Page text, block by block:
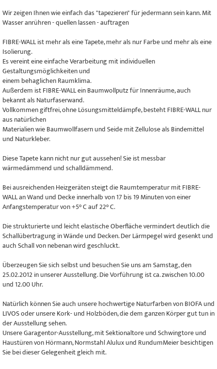
Wir zeigen Ihnen wie einfach das "tapezieren" für jedermann sein kann. Mit
Wasser anrühren - quellen lassen - auftragen
FIBRE-WALL ist mehr als eine Tapete, mehr als nur Farbe und mehr als eine
Isolierung.
Es vereint eine einfache Verarbeitung mit individuellen
Gestaltungsmöglichkeiten und
einem behaglichen Raumklima.
Außerdem ist FIBRE-WALL ein Baumwollputz für Innenräume, auch
bekannt als Naturfaserwand.
Vollkommen giftfrei, ohne Lösungsmitteldämpfe, besteht FIBRE-WALL nur
aus natürlichen
Materialien wie Baumwollfasern und Seide mit Zellulose als Bindemittel
und Naturkleber.
Diese Tapete kann nicht nur gut aussehen! Sie ist messbar
wärmedämmend und schalldämmend.
Bei ausreichenden Heizgeräten steigt die Raumtemperatur mit FIBRE-
WALL an Wand und Decke innerhalb von 17 bis 19 Minuten von einer
Anfangstemperatur von +5° C auf 22° C.
Die strukturierte und leicht elastische Oberfläche vermindert deutlich die
Schallübertragung in Wände und Decken. Der Lärmpegel wird gesenkt und
auch Schall von nebenan wird geschluckt.
Überzeugen Sie sich selbst und besuchen Sie uns am Samstag, den
25.02.2012 in unserer Ausstellung. Die Vorführung ist ca. zwischen 10.00
und 12.00 Uhr.
Natürlich können Sie auch unsere hochwertige Naturfarben von BIOFA und
LIVOS oder unsere Kork- und Holzböden, die dem ganzen Körper gut tun in
der Ausstellung sehen.
Unsere Garagentor-Ausstellung, mit Sektionaltore und Schwingtore und
Haustüren von Hörmann, Normstahl Alulux und RundumMeier besichtigen
Sie bei dieser Gelegenheit gleich mit.